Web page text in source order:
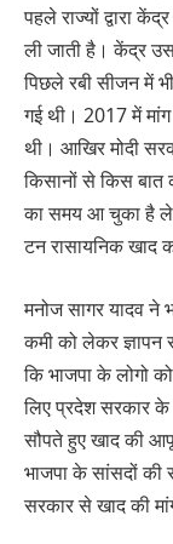
पहले राज्यों द्वारा
ली जाती है। केंद्र
पिछले रबी सीजन में
गई थी। 2017 में
थी। आखिर मोदी
किसानों से किस बात
का समय आ चुका है
टन रासायनिक खाद
मनोज सागर यादव ने
कमी को लेकर
कि भाजपा के लोगो
लिए प्रदेश सरकार
सौपते हुए खाद की
भाजपा के सांसदों
सरकार से खाद की